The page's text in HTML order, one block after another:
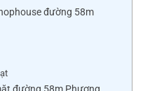
đường 58m